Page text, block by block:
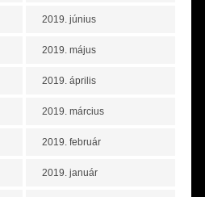
2019. június
2019. május
2019. április
2019. március
2019. február
2019. január